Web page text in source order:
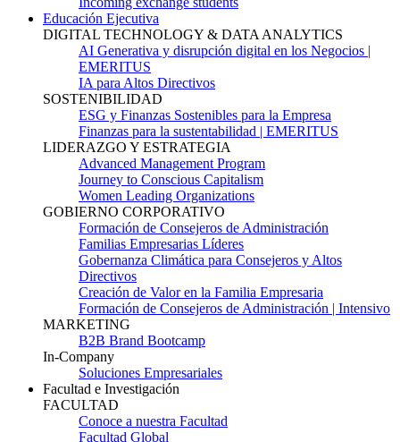
Educación Ejecutiva
DIGITAL TECHNOLOGY & DATA ANALYTICS
AI Generativa y disrupción digital en los Negocios |
EMERITUS
IA para Altos Directivos
SOSTENIBILIDAD
ESG y Finanzas Sostenibles para la Empresa
Finanzas para la sustentabilidad | EMERITUS
LIDERAZGO Y ESTRATEGIA
Advanced Management Program
Journey to Conscious Capitalism
Women Leading Organizations
GOBIERNO CORPORATIVO
Formación de Consejeros de Administración
Familias Empresarias Líderes
Gobernanza Climática para Consejeros y Altos
Directivos
Creación de Valor en la Familia Empresaria
Formación de Consejeros de Administración | Intensivo
MARKETING
B2B Brand Bootcamp
In-Company
Soluciones Empresariales
Facultad e Investigación
FACULTAD
Conoce a nuestra Facultad
Facultad Global